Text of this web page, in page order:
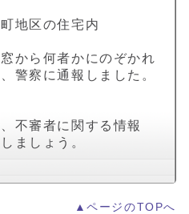
地区の住宅内
から何者かにのぞかれ
警察に通報しました。
不審者に関する情報
ましょう。
▲ページのTOPへ